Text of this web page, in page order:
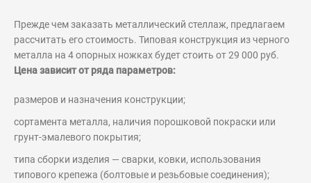
Прежде чем заказать металлический стеллаж, предлагаем
рассчитать его стоимость. Типовая конструкция из черного
металла на 4 опорных ножках будет стоить от 29 000 руб.
Цена зависит от ряда параметров:
размеров и назначения конструкции;
сортамента металла, наличия порошковой покраски или
грунт-эмалевого покрытия;
типа сборки изделия — сварки, ковки, использования
типового крепежа (болтовые и резьбовые соединения);